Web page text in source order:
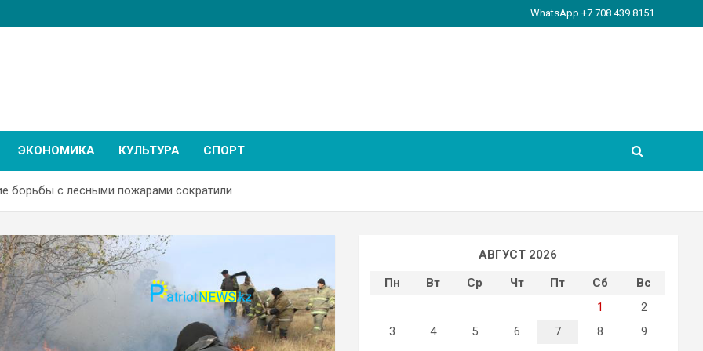
WhatsApp +7 708 439 8151
ЭКОНОМИКА КУЛЬТУРА СПОРТ
борьбы с лесными пожарами сократили
АВГУСТ 2026
Пн
Вт Ср Чт Пт Сб
Вс
1
2
3
4 5 6 7 8
9